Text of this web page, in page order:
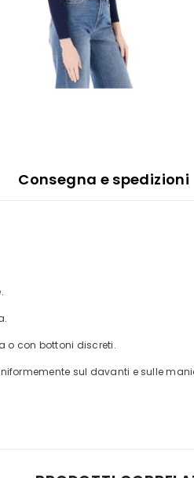
Consegna e spedizioni
o con bottoni discreti.
sul davanti e sulle